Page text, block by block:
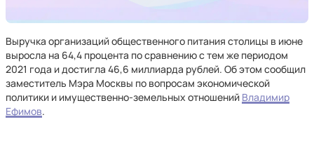
Выручка организаций общественного питания столицы в июне
выросла на 64,4 процента по сравнению с тем же периодом
2021 года и достигла 46,6 миллиарда рублей. Об этом сообщил
заместитель Мэра Москвы по вопросам экономической
политики и имущественно-земельных отношений Владимир
Ефимов.